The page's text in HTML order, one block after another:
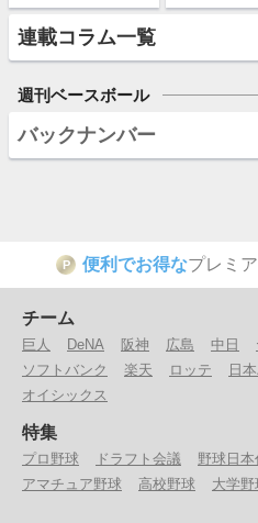
連載コラム一覧
週刊ベースボール
バックナンバー
P 便利でお得なプレミ
チーム
巨人 DeNA 阪神 広島 中日
ソフトバンク
楽天 ロッテ 日
オイシックス
特集
プロ野球 ドラフト会議
野球日
アマチュア野球
高校野球 大学野